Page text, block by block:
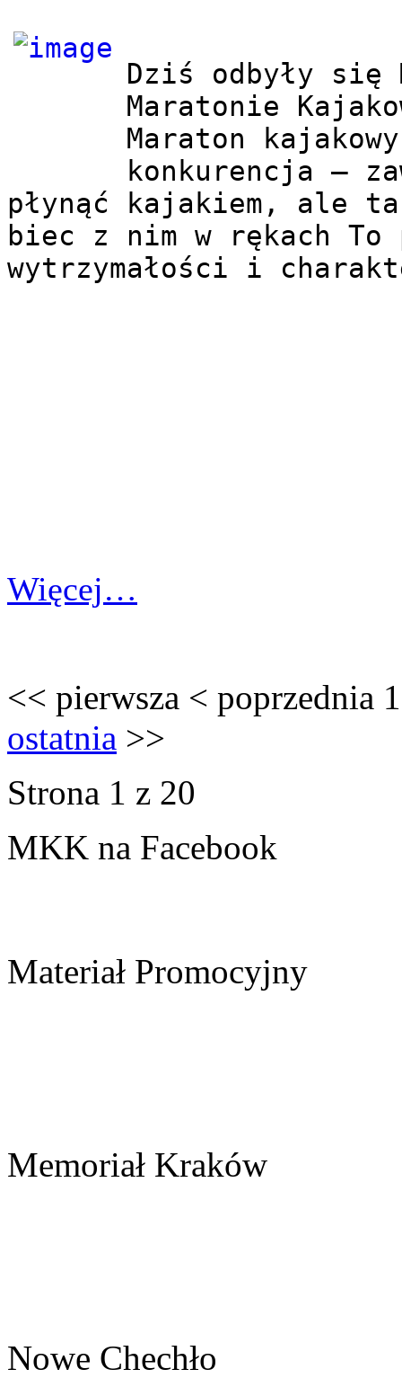
Dziś odbyły się
Maratonie
Maraton
konkurencja –
płynąć kajakiem, ale
biec z nim w rękach To
wytrzymałości i
Więcej…
<< pierwsza < poprzednia 1
ostatnia >>
Strona 1 z 20
MKK na Facebook
Materiał Promocyjny
Memoriał Kraków
Nowe Chechło